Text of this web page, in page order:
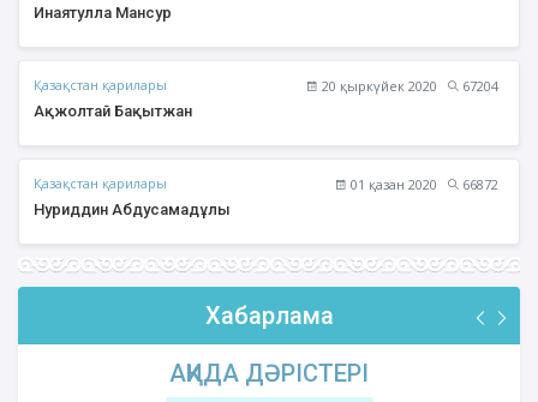
Инаятулла Мансур
Қазақстан қарилары 20 қыркүйек 2020
67204
Ақжолтай Бақытжан
Қазақстан қарилары 01 қазан 2020
66872
Нуриддин Абдусамадұлы
Хабарлама
ФИҚҺ ДӘРІСТЕРІ